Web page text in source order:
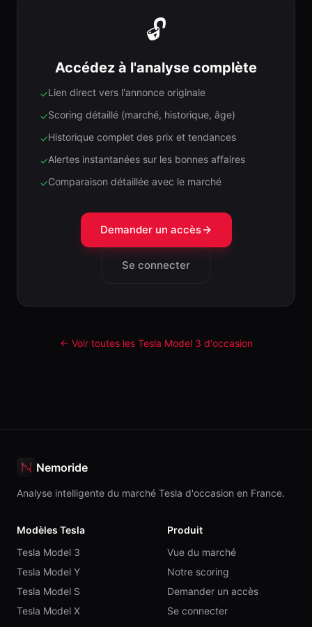
🔓
Accédez à l'analyse complète
✓Lien direct vers l'annonce originale
✓Scoring détaillé (marché, historique, âge)
✓Historique complet des prix et tendances
✓Alertes instantanées sur les bonnes affaires
✓Comparaison détaillée avec le marché
Demander un accès
Se connecter
← Voir toutes les Tesla Model 3 d'occasion
Nemoride
Analyse intelligente du marché Tesla d'occasion en France.
Modèles Tesla
Tesla Model 3
Tesla Model Y
Tesla Model S
Tesla Model X
Produit
Vue du marché
Notre scoring
Demander un accès
Se connecter